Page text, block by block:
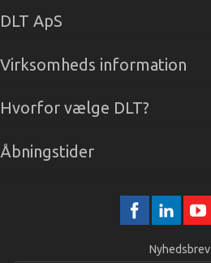
DLT ApS
Virksomheds information
Hvorfor vælge DLT?
Åbningstider
Nyhedsbrev